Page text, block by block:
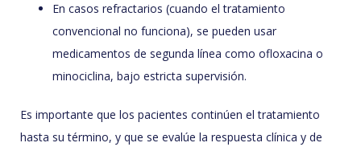
En casos refractarios (cuando el tratamiento
convencional no funciona), se pueden usar
medicamentos de segunda línea como ofloxacina o
minociclina, bajo estricta supervisión.
Es importante que los pacientes continúen el tratamiento
hasta su término, y que se evalúe la respuesta clínica y de